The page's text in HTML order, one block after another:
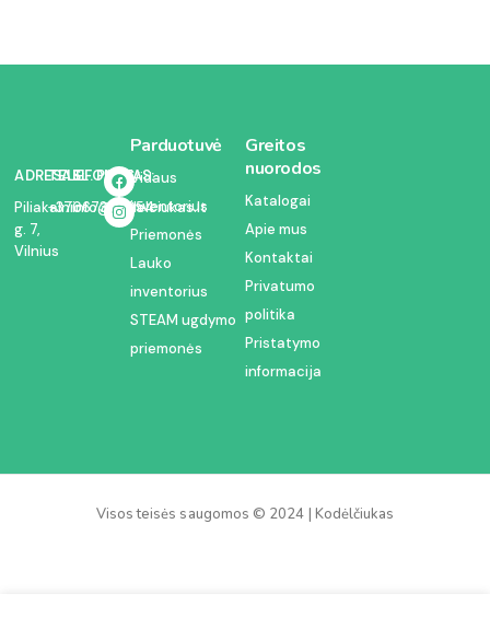
ADRESAS:
Piliakalnio
g. 7,
Vilnius
TELEFONAS:
+37067350054
EL. PAŠTAS:
info@kodelciukas.lt
Parduotuvė
Vidaus
inventorius
Priemonės
Lauko
inventorius
STEAM ugdymo
priemonės
Greitos
nuorodos
Katalogai
Apie mus
Kontaktai
Privatumo
politika
Pristatymo
informacija
Visos teisės saugomos © 2024 | Kodėlčiukas